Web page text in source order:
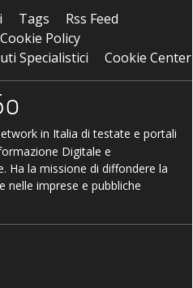
Tags
Rss Feed
Policy
Specialistici
Cookie Center
in Italia di testate e portali
Digitale e
Ha la missione di diffondere la
nelle imprese e pubbliche